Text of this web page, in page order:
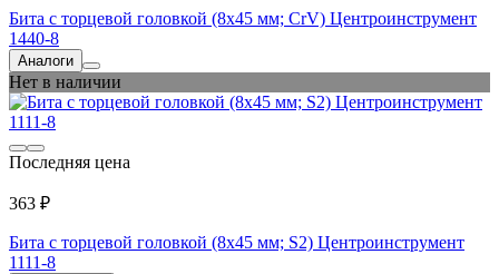
Бита с торцевой головкой (8х45 мм; CrV) Центроинструмент
1440-8
Аналоги
Нет в наличии
Последняя цена
363 ₽
Бита с торцевой головкой (8х45 мм; S2) Центроинструмент
1111-8